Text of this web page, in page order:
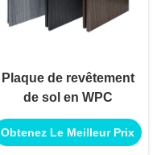
Plaque de revêtement
de sol en WPC
Obtenez Le Meilleur Prix